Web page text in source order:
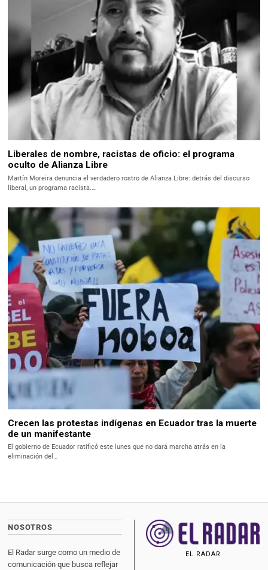
Liberales de nombre, racistas de oficio: el programa
oculto de Alianza Libre
Martín Moreira denuncia el verdadero rostro de Alianza Libre: detrás del discurso
liberal, un programa racista.…
Crecen las protestas indígenas en Ecuador tras la muerte
de un manifestante
El gobierno de Ecuador ratificó este lunes que no dará marcha atrás en la
eliminación del…
NOSOTROS
El Radar surge como un medio de
comunicación que busca reflejar
EL RADAR